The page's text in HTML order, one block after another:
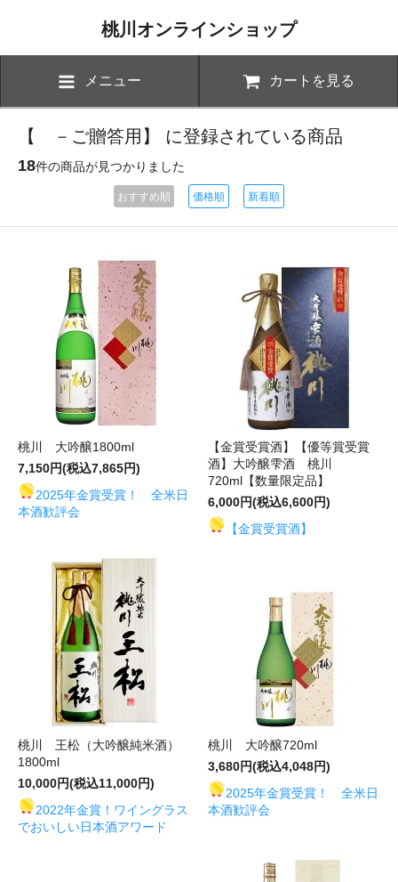
桃川オンラインショップ
メニュー カートを見る
【 －ご贈答用】 に登録されている商品
18件の商品が見つかりました
おすすめ順 価格順 新着順
桃川 大吟醸1800ml
7,150円(税込7,865円)
2025年金賞受賞！ 全米日
本酒歓評会
【金賞受賞酒】【優等賞受賞
酒】大吟醸雫酒 桃川
720ml【数量限定品】
6,000円(税込6,600円)
【金賞受賞酒】
桃川 王松（大吟醸純米酒）
1800ml
10,000円(税込11,000円)
2022年金賞！ワイングラス
でおいしい日本酒アワード
桃川 大吟醸720ml
3,680円(税込4,048円)
2025年金賞受賞！ 全米日
本酒歓評会